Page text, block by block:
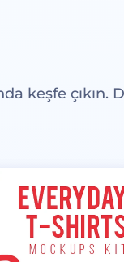
keşfe çıkın.